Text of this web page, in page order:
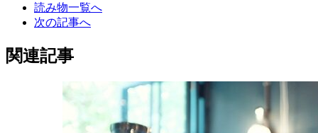
読み物一覧へ
次の記事へ
関連記事